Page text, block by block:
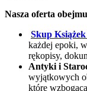
Nasza oferta
Skup
każdej epoki,
rękopisy,
Antyki i
wyjątkowych
które